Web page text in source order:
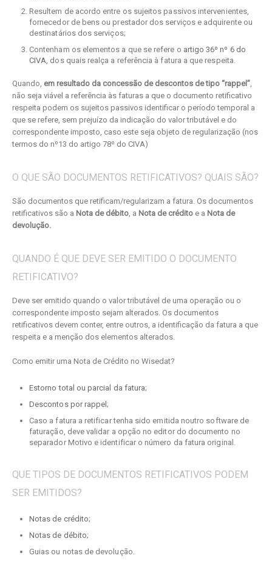
Resultem de acordo entre os sujeitos passivos intervenientes,
fornecedor de bens ou prestador dos serviços e adquirente ou
destinatários dos serviços;
Contenham os elementos a que se refere o artigo 36º nº 6 do
CIVA, dos quais realça a referência à fatura a que respeita.
Quando, em resultado da concessão de descontos de tipo “rappel”,
não seja viável a referência às faturas a que o documento retificativo
respeita podem os sujeitos passivos identificar o período temporal a
que se refere, sem prejuízo da indicação do valor tributável e do
correspondente imposto, caso este seja objeto de regularização (nos
termos do nº13 do artigo 78º do CIVA)
O QUE SÃO DOCUMENTOS RETIFICATIVOS? QUAIS SÃO?
São documentos que retificam/regularizam a fatura. Os documentos
retificativos são a Nota de débito, a Nota de crédito e a Nota de
devolução.
QUANDO É QUE DEVE SER EMITIDO O DOCUMENTO
RETIFICATIVO?
Deve ser emitido quando o valor tributável de uma operação ou o
correspondente imposto sejam alterados. Os documentos
retificativos devem conter, entre outros, a identificação da fatura a que
respeita e a menção dos elementos alterados.
Como emitir uma Nota de Crédito no Wisedat?
Estorno total ou parcial da fatura;
Descontos por rappel;
Caso a fatura a retificar tenha sido emitida noutro software de
faturação, deve validar a opção no editor do documento no
separador Motivo e identificar o número da fatura original.
QUE TIPOS DE DOCUMENTOS RETIFICATIVOS PODEM
SER EMITIDOS?
Notas de crédito;
Notas de débito;
Guias ou notas de devolução.